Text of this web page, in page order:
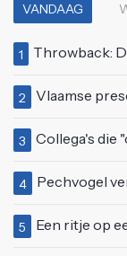
VANDAAG
1 Throwback: De
2 Vlaamse presentator
3 Collega's die
4 Pechvogel
5 Een ritje op een